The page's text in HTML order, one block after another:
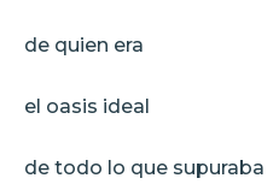
de quien era
el oasis ideal
de todo lo que supuraba